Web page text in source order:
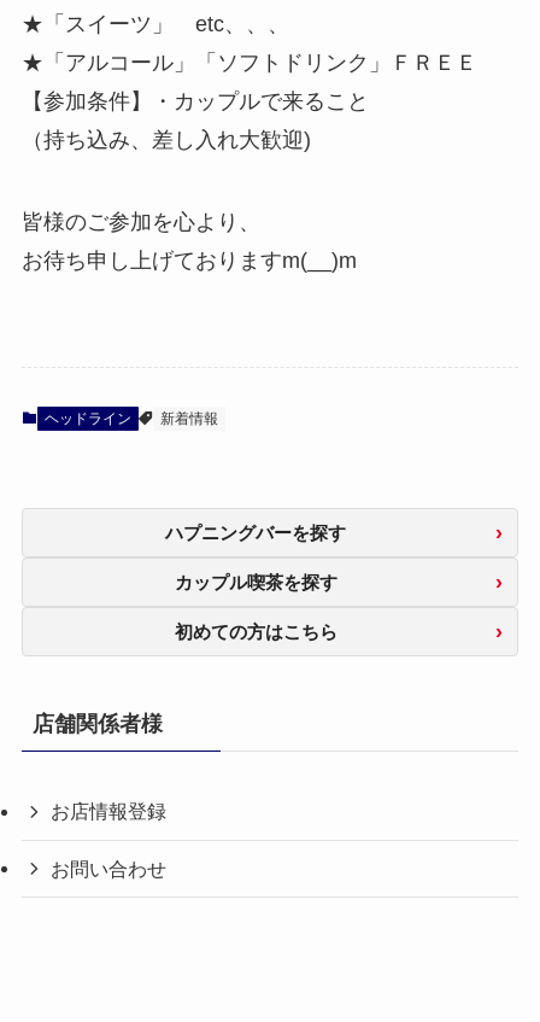
★「スイーツ」 etc、、、
★「アルコール」「ソフトドリンク」ＦＲＥＥ
【参加条件】・カップルで来ること
（持ち込み、差し入れ大歓迎)
皆様のご参加を心より、
お待ち申し上げておりますm(__)m
ヘッドライン 新着情報
ハプニングバーを探す
カップル喫茶を探す
初めての方はこちら
店舗関係者様
お店情報登録
お問い合わせ